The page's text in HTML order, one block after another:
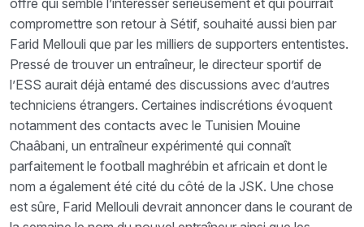
offre qui semble l’intéresser sérieusement et qui pourrait
compromettre son retour à Sétif, souhaité aussi bien par
Farid Mellouli que par les milliers de supporters ententistes.
Pressé de trouver un entraîneur, le directeur sportif de
l’ESS aurait déjà entamé des discussions avec d’autres
techniciens étrangers. Certaines indiscrétions évoquent
notamment des contacts avec le Tunisien Mouine
Chaâbani, un entraîneur expérimenté qui connaît
parfaitement le football maghrébin et africain et dont le
nom a également été cité du côté de la JSK. Une chose
est sûre, Farid Mellouli devrait annoncer dans le courant de